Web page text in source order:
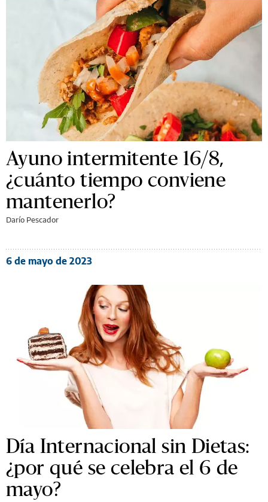
Ayuno intermitente 16/8,
¿cuánto tiempo conviene
mantenerlo?
Darío Pescador
6 de mayo de 2023
Día Internacional sin Dietas:
¿por qué se celebra el 6 de
mayo?